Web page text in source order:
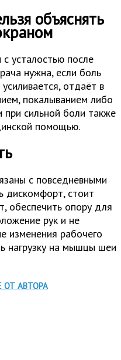
объяснять
усталостью после
нужна, если боль
отдаёт в
покалыванием либо
сильной боли также
помощью.
с повседневными
дискомфорт, стоит
обеспечить опору для
рук и не
изменения рабочего
нагрузку на мышцы шеи
ОТ АВТОРА